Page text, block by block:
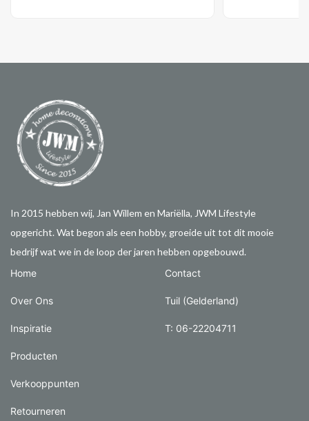
In 2015 hebben wij, Jan Willem en Mariëlla, JWM Lifestyle
opgericht. Wat begon als een hobby, groeide uit tot dit mooie
bedrijf wat we in de loop der jaren hebben opgebouwd.
Home
Over Ons
Inspiratie
Producten
Verkooppunten
Retourneren
Contact
Tuil (Gelderland)
T: 06-22204711